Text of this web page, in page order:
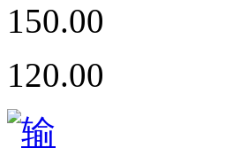
150.00
120.00